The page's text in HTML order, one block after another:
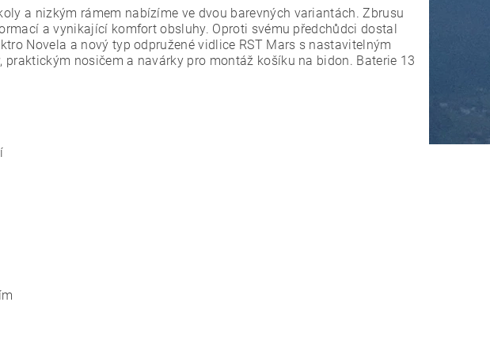
a nizkým rámem nabízíme ve dvou barevných variantách. Zbrusu
a vynikající komfort obsluhy. Oproti svému předchůdci dostal
Novela a nový typ odpružené vidlice RST Mars s nastavitelným
nosičem a navárky pro montáž košíku na bidon. Baterie 13